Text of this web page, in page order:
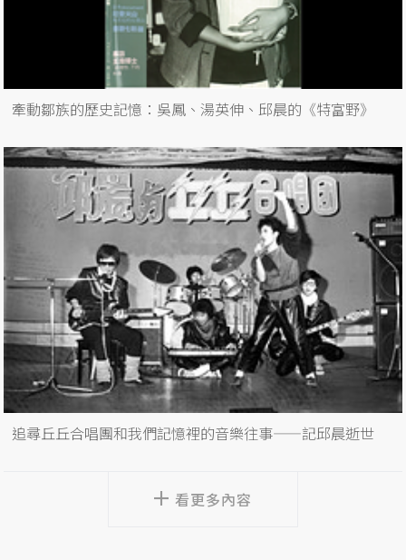
牽動鄒族的歷史記憶：吳鳳、湯英伸、邱晨的《特富野》
追尋丘丘合唱團和我們記憶裡的音樂往事——記邱晨逝世
看更多內容